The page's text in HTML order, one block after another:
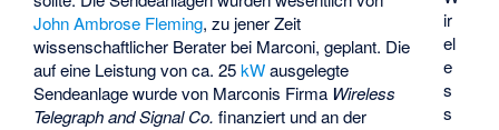
ir
el
e
s
s
John Ambrose Fleming, zu jener Zeit
wissenschaftlicher Berater bei Marconi, geplant. Die
auf eine Leistung von ca. 25kWausgelegte
Sendeanlage wurde von Marconis Firma Wireless
Telegraph and Signal Co. finanziert und an der